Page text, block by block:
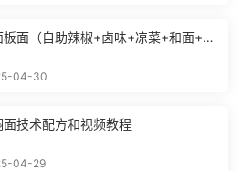
板面（自助辣椒+卤味+凉菜+和面+烙
04-30
面技术配方和视频教程
04-29